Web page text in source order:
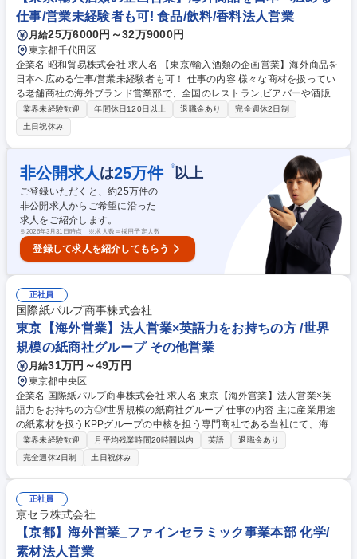
仕事/営業未経験者も可! 食品/飲料/香料法人営業
月給25万6000円～32万9000円
東京都千代田区
企業名 昭和貿易株式会社 求人名 【東京/輸入酒類の企画営業】海外商品を
日本へ広める仕事/営業未経験者も可！ 仕事の内容 様々な商材を扱ってい
る老舗商社の海外ブランド営業部で、全国のレストラン,ビアバーや酒販
店,酒販問屋などに対してお酒(ドイツビール･リキュール)の営業を展開し
たり、国内のドラフトビール醸造所等に ドリウム(PET素材のビア樽)を営
業展開するポジションです。 【詳細】1ヶ月の半分以上は、オフィスで電
話やメールによる取引先とのやり取り、販促資料の作成等。3～4割を占め
る外回りの営業活動ではレストランや飲食店、酒販問屋等へのルート営業
の他、ドリウム関連では既存顧客に加え醸造所の新規開拓もしていただき
ます。海外のメーカーとのやり取りがあるため、将来的には英語を活用す
る機会もあります！ 募集職種 【東京/輸入酒類の企画営業】海外商品を日
本へ広める仕事/営業未経験者も可！
業界未経験歓迎 年間休日120日以上 退職金あり
完全週休2日制
土日祝休み
非公開求人 は25万件 ※以上
ご登録いただくと、約25万件の
非公開求人からご希望に沿った
求人をご紹介します。
※2026年3月31日時点 ※求人数＝採用予定人数
登録して求人を紹介してもらう
正社員
国際紙パルプ商事株式会社
東京【海外営業】法人営業×英語力をお持ちの方 /世界
規模の紙商社グループ その他営業
月給31万円～49万円
東京都中央区
企業名 国際紙パルプ商事株式会社 求人名 東京【海外営業】法人営業×英
語力をお持ちの方◎/世界規模の紙商社グループ 仕事の内容 主に産業用途
の紙素材を扱うKPPグループの中核を担う専門商社である当社にて、海外
市場に向けの紙製品の販売を担当いただく営業課員を募集します。 【部門
役割】■海外各地（アジア、中近東、オセアニア、北米、欧州、アフリカ
等）に日本の紙と周辺機械などの輸出販売を行っています。 【業務内容】
■日本メーカーの紙・板紙その他類似製品の輸出販売 (メーカーからの仕入
れ交渉・海外客先への販売を担っていただきます) ■受発注業務、データ入
力、得意先への請求書発行、電話応対、各種資料作成等、その他事務処理
など 募集職種 東京【海外営業】法人営業×英語力をお持ちの方◎/世界規
模の紙商社グループ
業界未経験歓迎 月平均残業時間20時間以内 英語
退職金あり
完全週休2日制
土日祝休み
正社員
京セラ株式会社
【京都】海外営業_ファインセラミック事業本部 化学/
素材法人営業